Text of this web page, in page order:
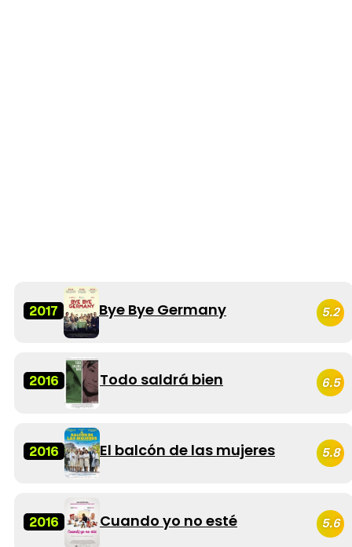
2017 Bye Bye Germany 5.2
2016 Todo saldrá bien 6.5
2016 El balcón de las mujeres 5.8
2016 Cuando yo no esté 5.6